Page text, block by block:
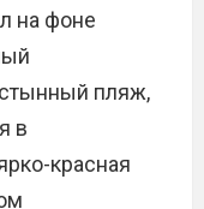
на фоне
пляж,
в
красная